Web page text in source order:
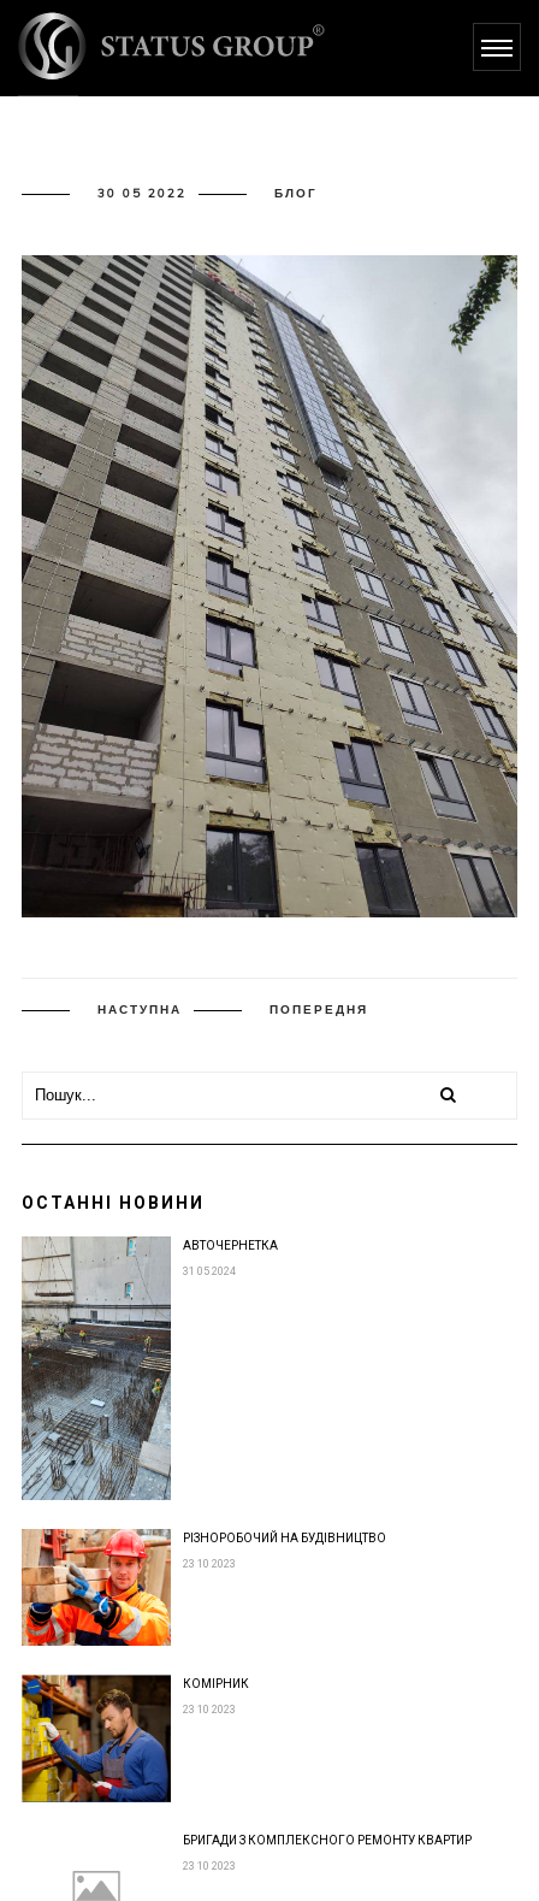
- STATUS GROUP
30 05 2022 БЛОГ
НАСТУПНА ПОПЕРЕДНЯ
ОСТАННІ НОВИНИ
АВТОЧЕРНЕТКА
31 05 2024
РІЗНОРОБОЧИЙ НА БУДІВНИЦТВО
23 10 2023
КОМІРНИК
23 10 2023
БРИГАДИ З КОМПЛЕКСНОГО РЕМОНТУ КВАРТИР
23 10 2023